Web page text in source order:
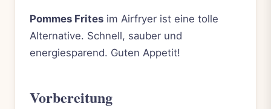
Pommes Frites im Airfryer ist eine tolle
Alternative. Schnell, sauber und
energiesparend. Guten Appetit!
Vorbereitung